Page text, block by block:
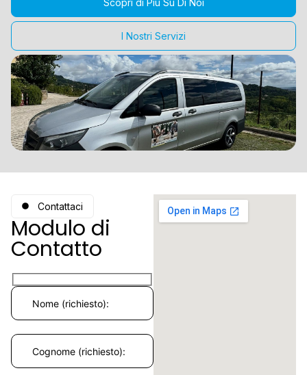
I Nostri Servizi
Contattaci
Modulo di
Contatto